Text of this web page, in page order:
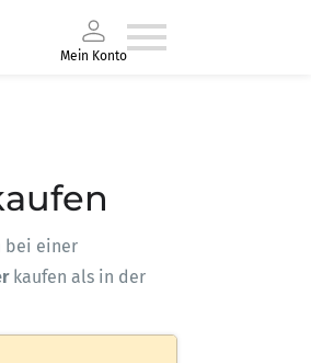
Mein Konto
bei einer
kaufen als in der